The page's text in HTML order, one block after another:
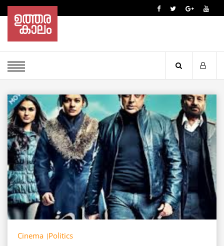
Cinema Politics